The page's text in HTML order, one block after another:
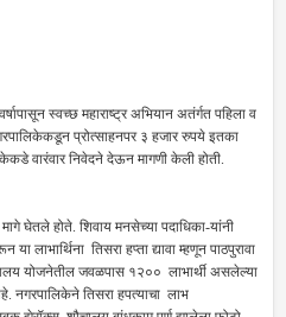
स्वच्छ महाराष्ट्र अभियान अतंर्गत पहिला व
प्रोत्साहनपर ३ हजार रुपये इतका
वारंवार निवेदने देऊन मागणी केली होती.
घेतले होते. शिवाय मनसेच्या पदाधिका-यांनी
लाभार्थिना तिसरा हप्ता द्यावा म्हणून पाठपुरावा
योजनेतील जवळपास १२०० लाभार्थी असलेल्या
नगरपालिकेने तिसरा हपत्याचा लाभ